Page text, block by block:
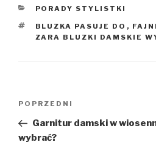
KATEGORIE
PORADY STYLISTKI
TAGI
BLUZKA PASUJE DO ,
ZARA BLUZKI DAMSKIE
Poprzedni
wpis
POPRZEDNI
Garnitur damski w
wybrać?